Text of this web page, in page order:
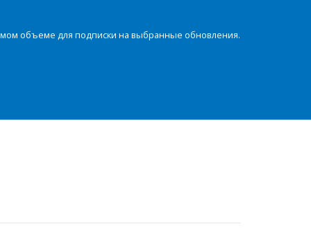
объеме для подписки на выбранные обновления.